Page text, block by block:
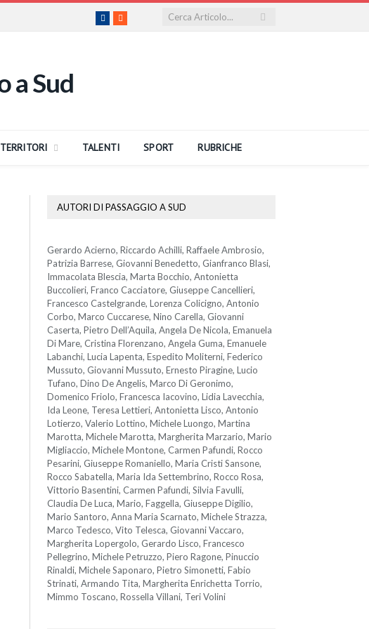
Facebook
RSS
TERRITORI TALENTI SPORT RUBRICHE
AUTORI DI PASSAGGIO A SUD
Gerardo Acierno, Riccardo Achilli, Raffaele Ambrosio,
Patrizia Barrese, Giovanni Benedetto, Gianfranco Blasi,
Immacolata Blescia, Marta Bocchio, Antonietta
Buccolieri, Franco Cacciatore, Giuseppe Cancellieri,
Francesco Castelgrande, Lorenza Colicigno, Antonio
Corbo, Marco Cuccarese, Nino Carella, Giovanni
Caserta, Pietro Dell’Aquila, Angela De Nicola, Emanuela
Di Mare, Cristina Florenzano, Angela Guma, Emanuele
Labanchi, Lucia Lapenta, Espedito Moliterni, Federico
Mussuto, Giovanni Mussuto, Ernesto Piragine, Lucio
Tufano, Dino De Angelis, Marco Di Geronimo,
Domenico Friolo, Francesca Iacovino, Lidia Lavecchia,
Ida Leone, Teresa Lettieri, Antonietta Lisco, Antonio
Lotierzo, Valerio Lottino, Michele Luongo, Martina
Marotta, Michele Marotta, Margherita Marzario, Mario
Migliaccio, Michele Montone, Carmen Pafundi, Rocco
Pesarini, Giuseppe Romaniello, Maria Cristi Sansone,
Rocco Sabatella, Maria Ida Settembrino, Rocco Rosa,
Vittorio Basentini, Carmen Pafundi, Silvia Favulli,
Claudia De Luca, Mario, Faggella, Giuseppe Digilio,
Mario Santoro, Anna Maria Scarnato, Michele Strazza,
Marco Tedesco, Vito Telesca, Giovanni Vaccaro,
Margherita Lopergolo, Gerardo Lisco, Francesco
Pellegrino, Michele Petruzzo, Piero Ragone, Pinuccio
Rinaldi, Michele Saponaro, Pietro Simonetti, Fabio
Strinati, Armando Tita, Margherita Enrichetta Torrio,
Mimmo Toscano, Rossella Villani, Teri Volini